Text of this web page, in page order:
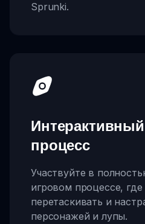
Sprunki.
процесс
Участвуйте в
игровом процессе,
перетаскивать и
персонажей и лупы.